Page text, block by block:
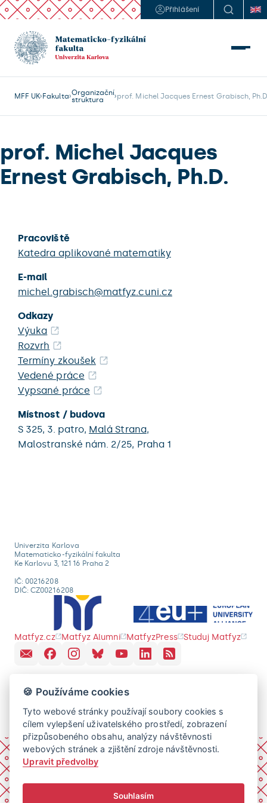
Přihlášení
MFF UK Fakulta Organizační
struktura
prof. Michel Jacques Ernest Grabisch,
prof. Michel Jacques
Ernest Grabisch, Ph.D.
Pracoviště
Katedra aplikované matematiky
E-mail
michel.grabisch@matfyz.cuni.cz
Odkazy
Výuka
Rozvrh
Termíny zkoušek
Vedené práce
Vypsané práce
Místnost / budova
S 325, 3. patro, Malá Strana,
Malostranské nám. 2/25, Praha 1
Univerzita Karlova
Matematicko-fyzikální fakulta
Ke Karlovu 3, 121 16 Praha 2
IČ: 00216208
DIČ: CZ00216208
Matfyz.cz Matfyz Alumni MatfyzPress Studuj Matfyz
🍪 Používáme cookies
Tyto webové stránky používají soubory cookies s
cílem vylepšení uživatelského prostředí, zobrazení
přizpůsobeného obsahu, analýzy návštěvnosti
webových stránek a zjištění zdroje návštěvnosti.
Upravit předvolby
Souhlasím